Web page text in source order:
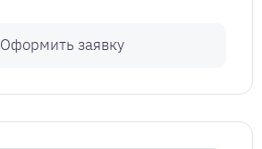
Оформить заявку